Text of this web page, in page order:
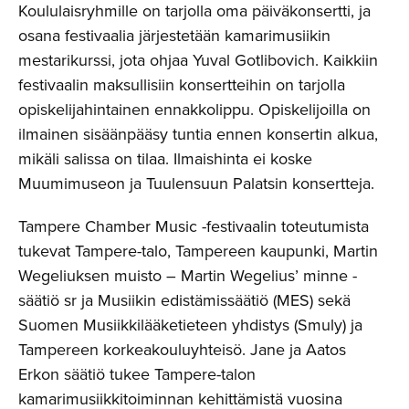
Koululaisryhmille on tarjolla oma päiväkonsertti, ja
osana festivaalia järjestetään kamarimusiikin
mestarikurssi, jota ohjaa Yuval Gotlibovich. Kaikkiin
festivaalin maksullisiin konsertteihin on tarjolla
opiskelijahintainen ennakkolippu. Opiskelijoilla on
ilmainen sisäänpääsy tuntia ennen konsertin alkua,
mikäli salissa on tilaa. Ilmaishinta ei koske
Muumimuseon ja Tuulensuun Palatsin konsertteja.
Tampere Chamber Music -festivaalin toteutumista
tukevat Tampere-talo, Tampereen kaupunki, Martin
Wegeliuksen muisto – Martin Wegelius’ minne -
säätiö sr ja Musiikin edistämissäätiö (MES) sekä
Suomen Musiikkilääketieteen yhdistys (Smuly) ja
Tampereen korkeakouluyhteisö. Jane ja Aatos
Erkon säätiö tukee Tampere-talon
kamarimusiikkitoiminnan kehittämistä vuosina